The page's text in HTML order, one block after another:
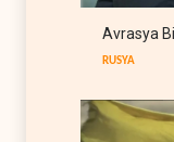
Avrasya
RUSYA